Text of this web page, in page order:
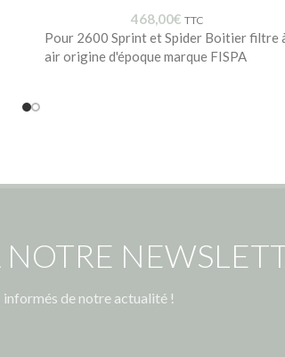
468,00€ TTC
Pour 2600 Sprint et Spider Boitier filtre
air origine d'époque marque FISPA
informés de notre actualité !